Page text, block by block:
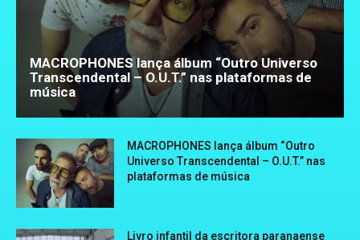
MACROPHONES lança álbum “Outro Universo
Transcendental – O.U.T.” nas plataformas de
música
MACROPHONES lança álbum “Outro
Universo Transcendental – O.U.T.” nas
plataformas de música
Livro infantil da escritora paranaense